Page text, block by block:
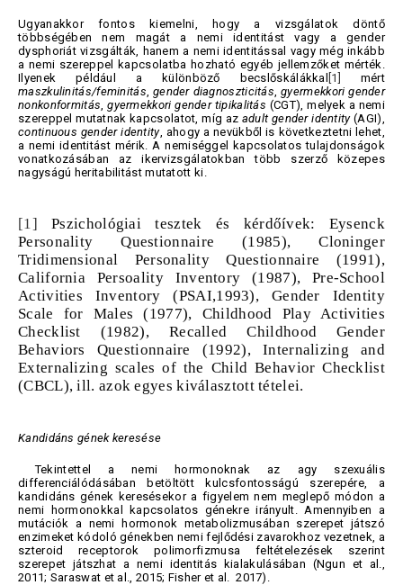
Ugyanakkor fontos kiemelni, hogy a vizsgálatok döntő
többségében nem magát a nemi identitást vagy a gender
dysphoriát vizsgálták, hanem a nemi identitással vagy még inkább
a nemi szereppel kapcsolatba hozható egyéb jellemzőket mérték.
Ilyenek például a különböző becslőskálákkal [1]
mért
maszkulinitás/feminitás, gender diagnoszticitás,gyermekkori gender
nonkonformitás,gyermekkori gender tipikalitás (CGT), melyek a nemi
szereppel mutatnak kapcsolatot, míg az adult gender identity(AGI),
continuous gender identity, ahogy a nevükből is következtetni lehet,
a nemi identitást mérik. A nemiséggel kapcsolatos tulajdonságok
vonatkozásában az ikervizsgálatokban több szerző közepes
nagyságú heritabilitást mutatott ki.
[1] Pszichológiai tesztek és kérdőívek: Eysenck
Personality Questionnaire (1985), Cloninger
Tridimensional Personality Questionnaire (1991),
California Persoality Inventory (1987), Pre-School
Activities Inventory (PSAI,1993), Gender Identity
Scale for Males (1977), Childhood Play Activities
Checklist (1982), Recalled Childhood Gender
Behaviors Questionnaire (1992), Internalizing and
Externalizing scales of the Child Behavior Checklist
(CBCL), ill. azok egyes kiválasztott tételei.
Kandidáns gének keresése
Tekintettel a nemi hormonoknak az agy szexuális
differenciálódásában betöltött kulcsfontosságú szerepére, a
kandidáns gének keresésekor a figyelem nem meglepő módon a
nemi hormonokkal kapcsolatos génekre irányult. Amennyiben a
mutációk a nemi hormonok metabolizmusában szerepet játszó
enzimeket kódoló génekben nemi fejlődési zavarokhoz vezetnek, a
szteroid receptorok polimorfizmusa feltételezések szerint
szerepet játszhat a nemi identitás kialakulásában (Ngun et al.,
2011; Saraswat et al., 2015; Fisher et al. 2017).